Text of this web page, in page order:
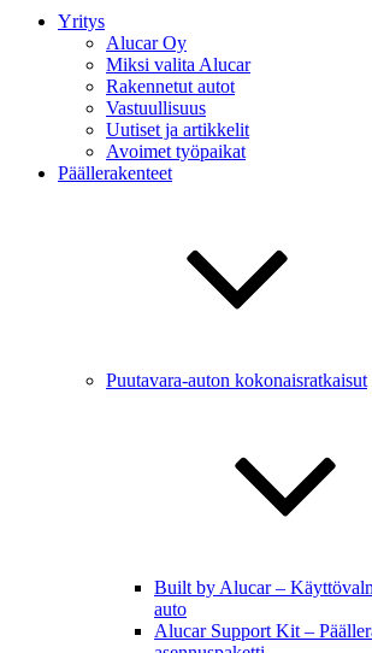
Yritys
Alucar Oy
Miksi valita Alucar
Rakennetut autot
Vastuullisuus
Uutiset ja artikkelit
Avoimet työpaikat
Päällerakenteet
Puutavara-auton kokonaisratkaisut
Built by Alucar –
auto
Alucar Support Kit –